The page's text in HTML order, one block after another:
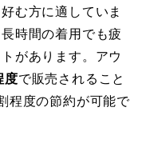
好む方に適していま
時間の着用でも疲
があります。アウ
度で販売されること
程度の節約が可能で